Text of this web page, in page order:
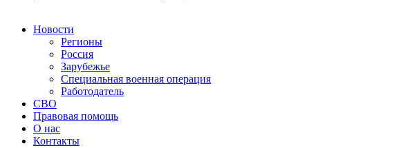
Новости
Регионы
Россия
Зарубежье
Специальная военная операция
Работодатель
СВО
Правовая помощь
О нас
Контакты